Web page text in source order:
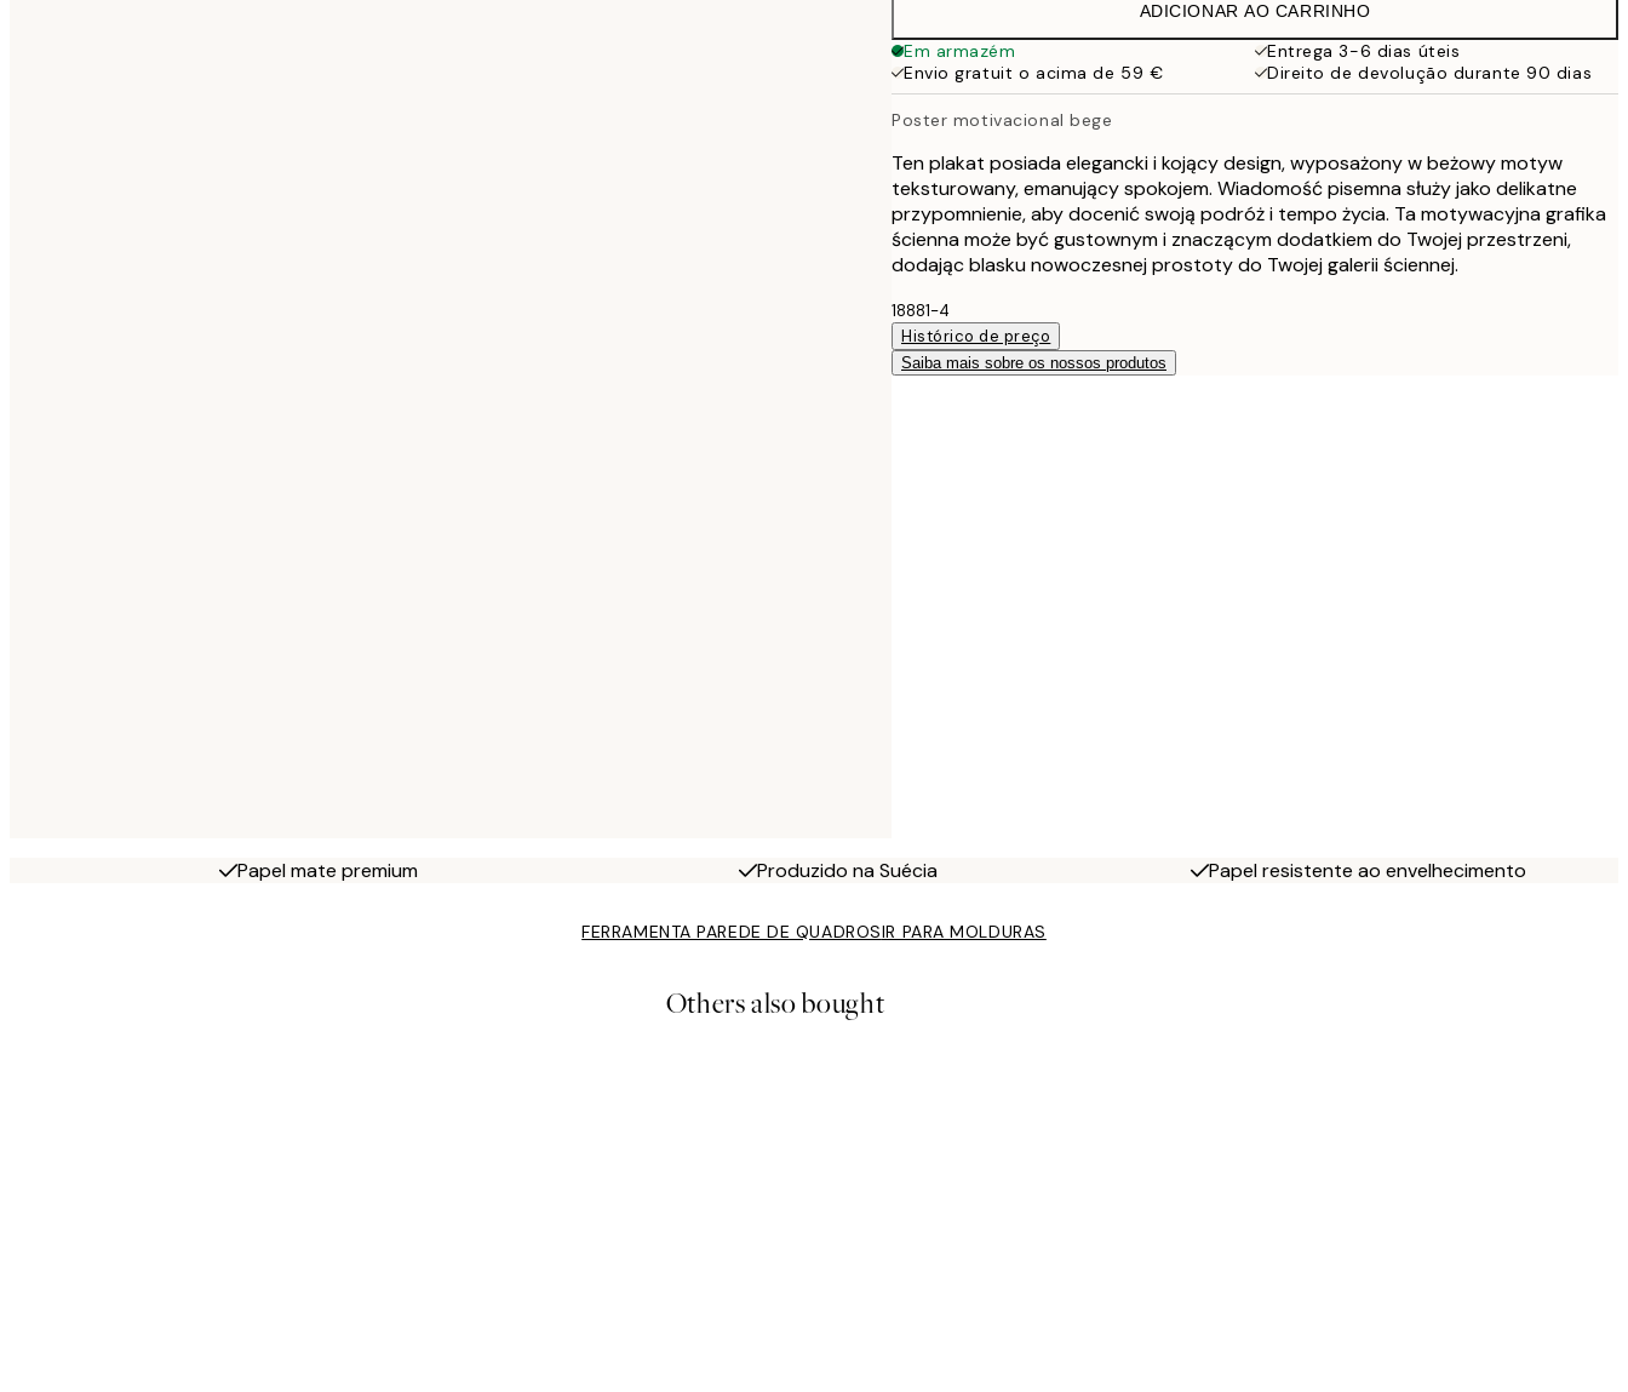
ADICIONAR AO CARRINHO
Em armazém
Entrega 3-6 dias úteis
Envio gratuit o acima de 59 €
Direito de devolução durante 90 dias
Poster motivacional bege
Ten plakat posiada elegancki i kojący design, wyposażony w beżowy motyw
teksturowany, emanujący spokojem. Wiadomość pisemna służy jako delikatne
przypomnienie, aby docenić swoją podróż i tempo życia. Ta motywacyjna grafika
ścienna może być gustownym i znaczącym dodatkiem do Twojej przestrzeni,
dodając blasku nowoczesnej prostoty do Twojej galerii ściennej.
18881-4
Histórico de preço
Saiba mais sobre os nossos produtos
Papel mate premium Produzido na Suécia Papel resistente ao envelhecimento
FERRAMENTA PAREDE DE QUADROSIR PARA MOLDURAS
Others also bought